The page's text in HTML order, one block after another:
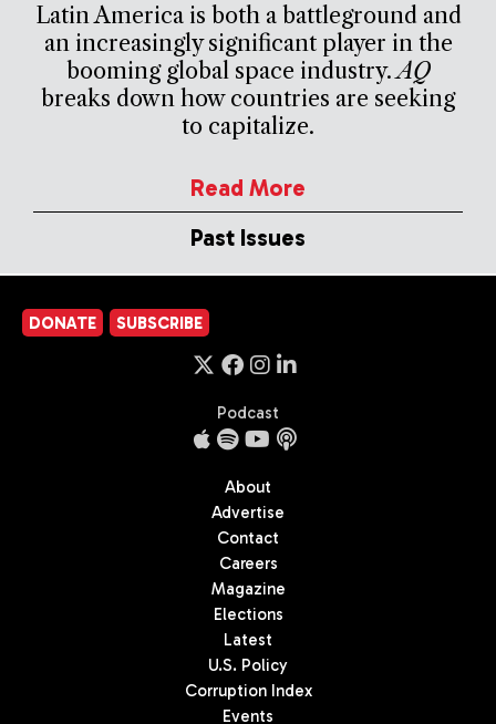
Latin America is both a battleground and
an increasingly significant player in the
booming global space industry.AQ
breaks down how countries are seeking
to capitalize.
Read More
Past Issues
DONATE SUBSCRIBE
Podcast
About
Advertise
Contact
Careers
Magazine
Elections
Latest
U.S. Policy
Corruption Index
Events